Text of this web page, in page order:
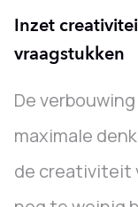
Inzet
vraagstukken
De
maximale
de creativiteit